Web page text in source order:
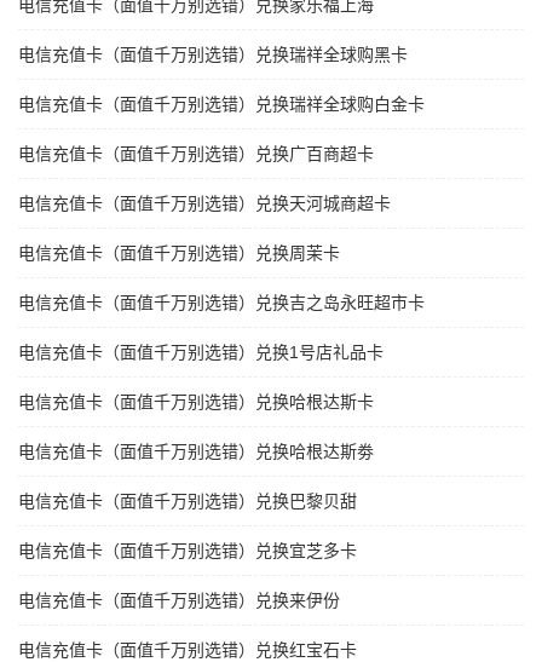
电信充值卡（面值千万别选错）兑换家乐福上海
电信充值卡（面值千万别选错）兑换瑞祥全球购黑卡
电信充值卡（面值千万别选错）兑换瑞祥全球购白金卡
电信充值卡（面值千万别选错）兑换广百商超卡
电信充值卡（面值千万别选错）兑换天河城商超卡
电信充值卡（面值千万别选错）兑换周茉卡
电信充值卡（面值千万别选错）兑换吉之岛永旺超市卡
电信充值卡（面值千万别选错）兑换1号店礼品卡
电信充值卡（面值千万别选错）兑换哈根达斯卡
电信充值卡（面值千万别选错）兑换哈根达斯劵
电信充值卡（面值千万别选错）兑换巴黎贝甜
电信充值卡（面值千万别选错）兑换宜芝多卡
电信充值卡（面值千万别选错）兑换来伊份
电信充值卡（面值千万别选错）兑换红宝石卡